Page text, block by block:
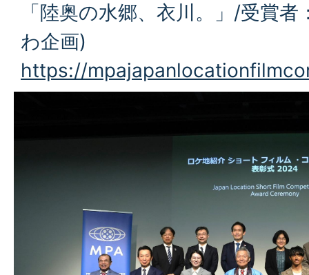
「陸奥の水郷、衣川。」/受賞
わ企画)
https://